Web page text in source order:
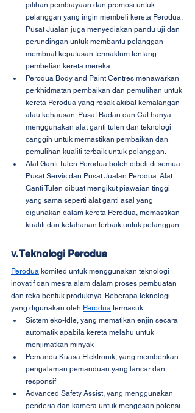
pilihan pembiayaan dan promosi untuk
pelanggan yang ingin membeli kereta Perodua.
Pusat Jualan juga menyediakan pandu uji dan
perundingan untuk membantu pelanggan
membuat keputusan termaklum tentang
pembelian kereta mereka.
Perodua Body and Paint Centres menawarkan
perkhidmatan pembaikan dan pemulihan untuk
kereta Perodua yang rosak akibat kemalangan
atau kehausan. Pusat Badan dan Cat hanya
menggunakan alat ganti tulen dan teknologi
canggih untuk memastikan pembaikan dan
pemulihan kualiti terbaik untuk pelanggan.
Alat Ganti Tulen Perodua boleh dibeli di semua
Pusat Servis dan Pusat Jualan Perodua. Alat
Ganti Tulen dibuat mengikut piawaian tinggi
yang sama seperti alat ganti asal yang
digunakan dalam kereta Perodua, memastikan
kualiti dan ketahanan terbaik untuk pelanggan.
v. Teknologi Perodua
Perodua komited untuk menggunakan teknologi
inovatif dan mesra alam dalam proses pembuatan
dan reka bentuk produknya. Beberapa teknologi
yang digunakan oleh Perodua termasuk:
Sistem eko-Idle, yang mematikan enjin secara
automatik apabila kereta melahu untuk
menjimatkan minyak
Pemandu Kuasa Elektronik, yang memberikan
pengalaman pemanduan yang lancar dan
responsif
Advanced Safety Assist, yang menggunakan
penderia dan kamera untuk mengesan potensi